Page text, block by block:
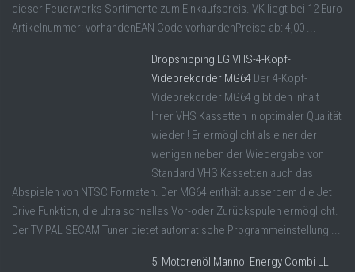
dieser Feuerwerks Sortimente zum Einkaufspreis. VK liegt bei 12 Euro
Artikelnummer: vorhandenEAN Code vorhandenPreise ab: 4,00 ...
Dropshipping LG VHS-4-Kopf-
Videorekorder MG64 Der 4-Kopf-
Videorekorder MG64 gibt den Inhalt
Ihrer VHS Kassetten in optimaler Qualität
wieder ! Er ermöglicht als einer der
wenigen neben der Wiedergabe von
Standard VHS Kassetten auch das
Abspielen von NTSC Formaten. Der MG64 enthält ausserdem die Jet
Drive Funktion, die ultra schnelles Vor-oder Zurückspulen ermöglicht.
Der TV PAL SECAM Tuner bietet automatische Programmeinstellung ...
5l Motorenöl Mannol Energy Combi LL